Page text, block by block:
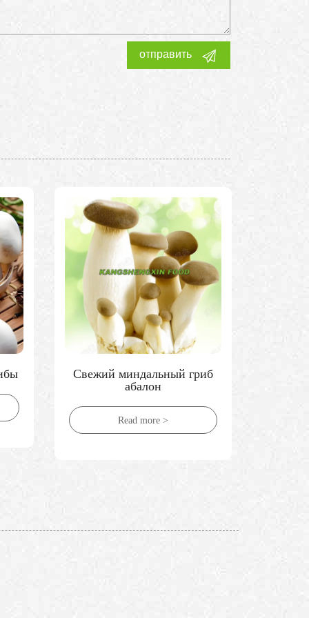
отправить
Свежий миндальный гриб
абалон
Read more >